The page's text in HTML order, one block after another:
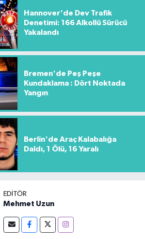
Hannover'de Dev Trafik
Denetimi: 166 Alkollü Sürücü
Yakalandı
Bremen'de Peş Peşe
Kundaklama : Dört Noktada
Yangın
Berlin'de Araç Kalabalığa
Daldı, 1 Ölü, 16 Yaralı
EDITÖR
Mehmet Uzun